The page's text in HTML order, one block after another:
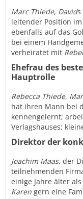
Marc Thiede, Davids
leitender Position
ebenfalls auf das
bei einem
verheiratet mit
Ehefrau des
Hauptrolle
Rebecca Thiede,
hat ihren Mann bei
kennengelernt;
Verlagshauses;
Direktor der
Joachim Maas, der
teilnehmenden
einige Jahre älter
Karen gern eine